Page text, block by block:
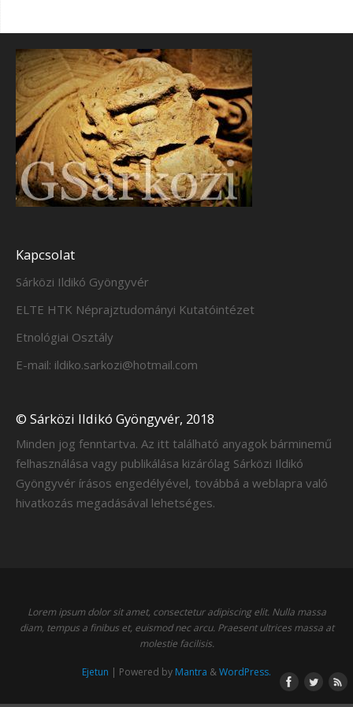
Kapcsolat
Sárközi Ildikó Gyöngyvér
ELTE HTK Néprajztudományi Kutatóintézet
Etnológiai Osztály
E-mail: ildiko.sarkozi@hotmail.com
© Sárközi Ildikó Gyöngyvér, 2018
Minden jog fenntartva. Az itt található anyagok bárminemű
felhasználása vagy publikálása kizárólag Sárközi Ildikó
Gyöngyvér írásos engedélyével, továbbá a weblapra való
hivatkozás megadásával lehetséges.
Lorem ipsum dolor sit amet, consectetur adipiscing elit. Nulla massa
diam, tempus a finibus et, euismod nec arcu. Praesent ultrices massa at
molestie facilisis.
Ejetun | Powered by Mantra &WordPress.